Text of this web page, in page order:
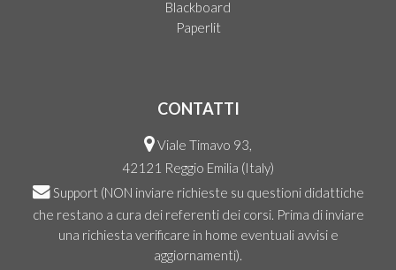
Blackboard
Paperlit
CONTATTI
Viale Timavo 93,
42121 Reggio Emilia (Italy)
Support (NON inviare richieste su questioni didattiche
che restano a cura dei referenti dei corsi. Prima di inviare
una richiesta verificare in home eventuali avvisi e
aggiornamenti).